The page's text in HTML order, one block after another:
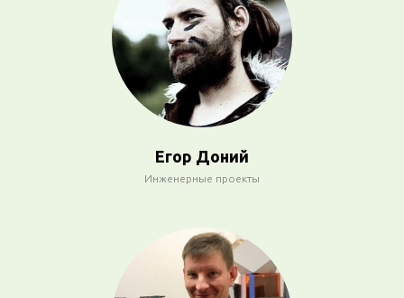
Егор Доний
Инженерные проекты